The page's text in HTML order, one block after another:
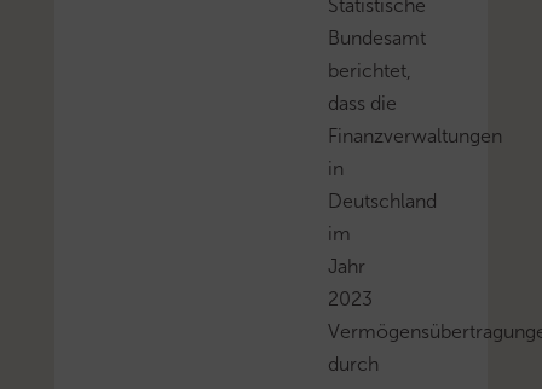
Statistische
Bundesamt
berichtet,
dass die
Finanzverwaltungen
in
Deutschland
im
Jahr
2023
durch